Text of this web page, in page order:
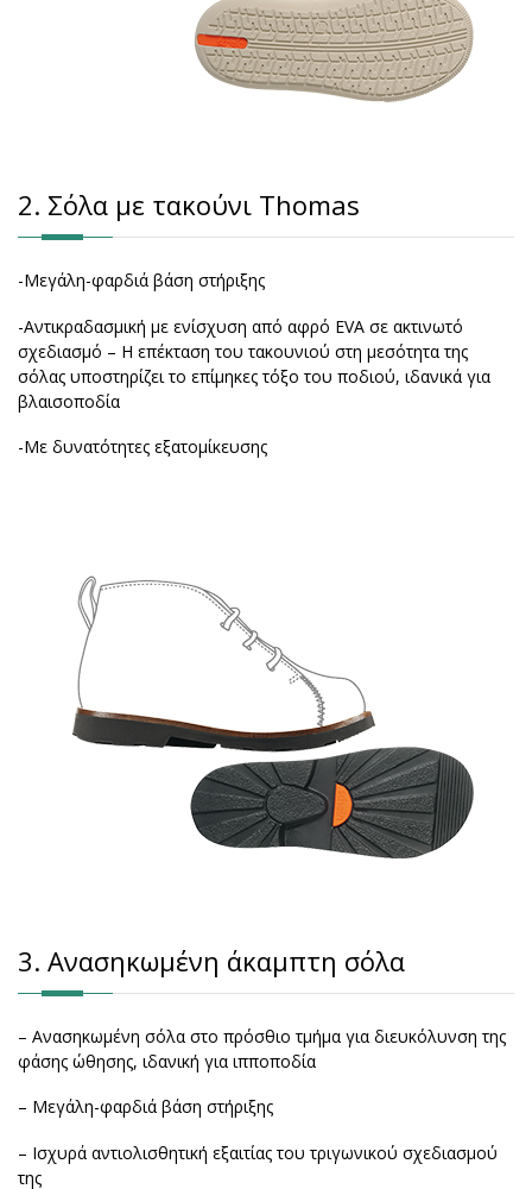
2. Σόλα με τακούνι Thomas
-Μεγάλη-φαρδιά βάση στήριξης
-Αντικραδασμική με ενίσχυση από αφρό EVA σε ακτινωτό
σχεδιασμό – Η επέκταση του τακουνιού στη μεσότητα της
σόλας υποστηρίζει το επίμηκες τόξο του ποδιού, ιδανικά για
βλαισοποδία
-Με δυνατότητες εξατομίκευσης
3. Ανασηκωμένη άκαμπτη σόλα
– Ανασηκωμένη σόλα στο πρόσθιο τμήμα για διευκόλυνση της
φάσης ώθησης, ιδανική για ιπποποδία
– Μεγάλη-φαρδιά βάση στήριξης
– Ισχυρά αντιολισθητική εξαιτίας του τριγωνικού σχεδιασμού
της